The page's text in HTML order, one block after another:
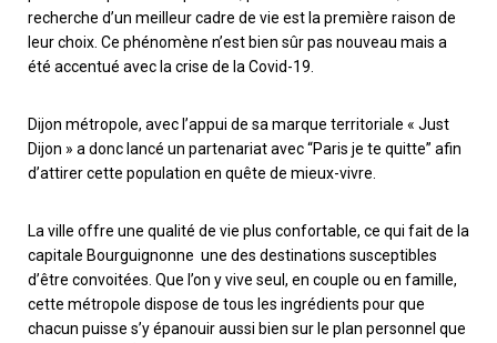
recherche d’un meilleur cadre de vie est la première raison de
leur choix. Ce phénomène n’est bien sûr pas nouveau mais a
été accentué avec la crise de la Covid-19.
Dijon métropole, avec l’appui de sa marque territoriale « Just
Dijon » a donc lancé un partenariat avec “Paris je te quitte” afin
d’attirer cette population en quête de mieux-vivre.
La ville offre une qualité de vie plus confortable, ce qui fait de la
capitale Bourguignonne une des destinations susceptibles
d’être convoitées. Que l’on y vive seul, en couple ou en famille,
cette métropole dispose de tous les ingrédients pour que
chacun puisse s’y épanouir aussi bien sur le plan personnel que